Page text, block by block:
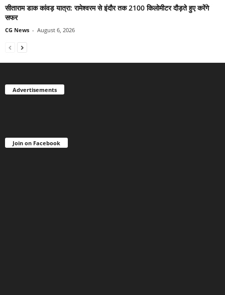
सीताराम डाक कांवड़ यात्रा: रामेश्वरम से इंदौर तक 2100 किलोमीटर दौड़ते हुए करेंगे
सफर
CG News - August 6, 2026
Advertisements
Join on Facebook